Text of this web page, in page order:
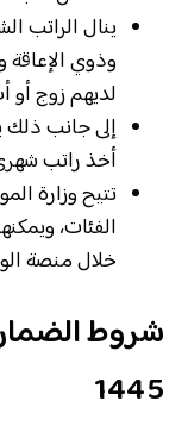
ينال الراتب
وذوي الإعاقة
لديهم زوج أو
إلى جانب ذلك
أخذ راتب
تتيح وزارة
الفئات،
خلال منصة
شروط
1445